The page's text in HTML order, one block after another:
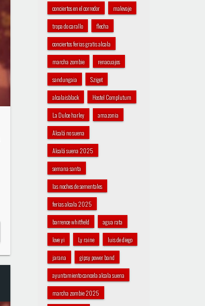
conciertos en el corredor malevaje
tropa do carallo flecha
conciertos ferias gratis alcala
marcha zombie renacuajos
sandungaia Sziget
alcalaisblack Hostel Complutum
La Dulce harley amazonia
Alcalá no suena
Alcalá suena 2025
semana santa
las noches de sementales
ferias alcala 2025
barrence whitfield agua rata
love yi Ly raine luis de diego
jarana gipsy power band
ayuntamiento cancela alcala suena
marcha zombie 2025